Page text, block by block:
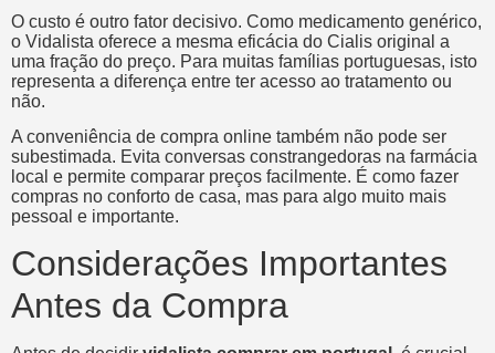
O custo é outro fator decisivo. Como medicamento genérico,
o Vidalista oferece a mesma eficácia do Cialis original a
uma fração do preço. Para muitas famílias portuguesas, isto
representa a diferença entre ter acesso ao tratamento ou
não.
A conveniência de compra online também não pode ser
subestimada. Evita conversas constrangedoras na farmácia
local e permite comparar preços facilmente. É como fazer
compras no conforto de casa, mas para algo muito mais
pessoal e importante.
Considerações Importantes
Antes da Compra